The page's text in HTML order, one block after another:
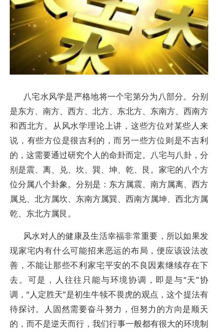
八宅水风学是严格地将一个宅第分为八部分。分别
是东方、南方、西方、北方、东北方、东南方、西南方
和西北方。从风水学理论上讲，这些方位对某些人来
说，有些方位是很吉利的，而另一些方位则是不吉利
的，这需要通过研究个人的命卦而定。八宅与八卦，分
别是震、离、兑、坎、巽、坤、乾、艮。家宅的八个方
位分属八个卦象。分别是：东方属震、南方属离、西方
属兑、北方属坎、东南方属巽、西南方属坤、西北方属
乾、东北方属艮。
风水对人的健康及生活幸福非常重要，所以如果发
现家宅内有什么可能招来恶运的布局，便应该设法改
善，不能让那些不利家宅平安的不良因素继续存在下
去。可是，人往往只能与环境协调，即是与“天”协
调，“人定胜天”是初生牛犊不畏虎的观点，这个提法有
待探讨。人固然需要奋斗努力，但努力的方向是顺天
的，而不是逆天而行，我们行事一般都有很大的环境制